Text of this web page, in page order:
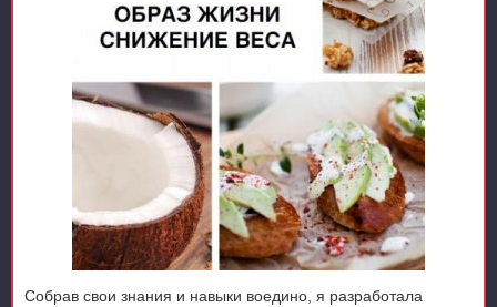
Собрав свои знания и навыки воедино, я разработала